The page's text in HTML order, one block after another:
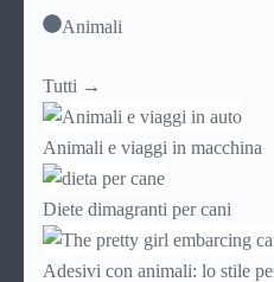
Animali
Tutti →
Animali e viaggi in macchina
Diete dimagranti per cani
Adesivi con animali: lo stile